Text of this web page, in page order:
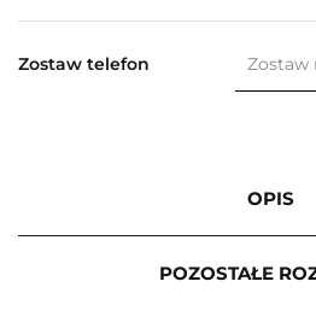
Zostaw telefon
OPIS
POZOSTAŁE